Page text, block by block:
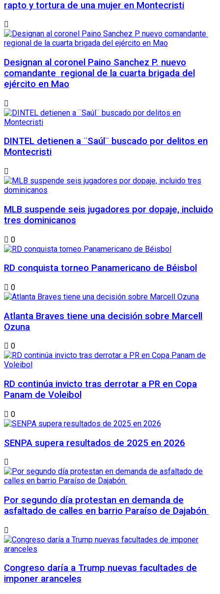
rapto y tortura de una mujer en Montecristi
Designan al coronel Paino Sanchez P. nuevo
comandante regional de la cuarta brigada del
ejército en Mao
DINTEL detienen a ¨Saúl¨ buscado por delitos en
Montecristi
MLB suspende seis jugadores por dopaje, incluido
tres dominicanos
0
RD conquista torneo Panamericano de Béisbol
0
Atlanta Braves tiene una decisión sobre Marcell
Ozuna
0
RD continúa invicto tras derrotar a PR en Copa
Panam de Voleibol
0
SENPA supera resultados de 2025 en 2026
Por segundo día protestan en demanda de
asfaltado de calles en barrio Paraíso de Dajabón
Congreso daría a Trump nuevas facultades de
imponer aranceles